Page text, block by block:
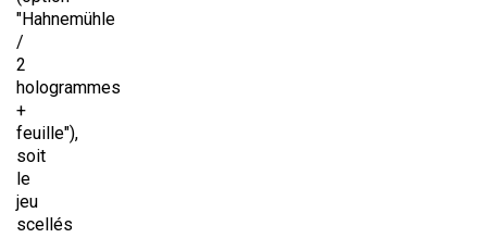
"Hahnemühle
/
2
hologrammes
+
feuille"),
soit
le
jeu
scellés